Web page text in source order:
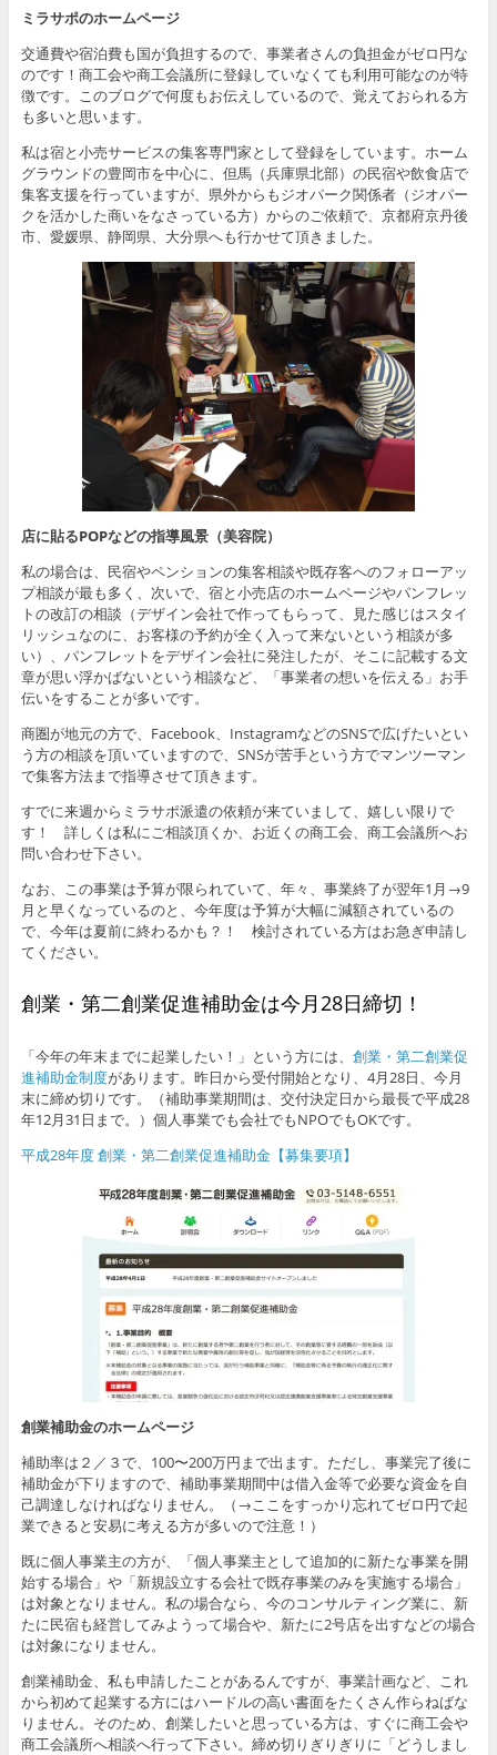
ミラサポのホームページ
交通費や宿泊費も国が負担するので、事業者さんの負担金がゼロ円な
のです！商工会や商工会議所に登録していなくても利用可能なのが特
徴です。このブログで何度もお伝えしているので、覚えておられる方
も多いと思います。
私は宿と小売サービスの集客専門家として登録をしています。ホーム
グラウンドの豊岡市を中心に、但馬（兵庫県北部）の民宿や飲食店で
集客支援を行っていますが、県外からもジオパーク関係者（ジオパー
クを活かした商いをなさっている方）からのご依頼で、京都府京丹後
市、愛媛県、静岡県、大分県へも行かせて頂きました。
店に貼るPOPなどの指導風景（美容院）
私の場合は、民宿やペンションの集客相談や既存客へのフォローアッ
プ相談が最も多く、次いで、宿と小売店のホームページやパンフレッ
トの改訂の相談（デザイン会社で作ってもらって、見た感じはスタイ
リッシュなのに、お客様の予約が全く入って来ないという相談が多
い）、パンフレットをデザイン会社に発注したが、そこに記載する文
章が思い浮かばないという相談など、「事業者の想いを伝える」お手
伝いをすることが多いです。
商圏が地元の方で、Facebook、InstagramなどのSNSで広げたいとい
う方の相談を頂いていますので、SNSが苦手という方でマンツーマン
で集客方法まで指導させて頂きます。
すでに来週からミラサポ派遣の依頼が来ていまして、嬉しい限りで
す！ 詳しくは私にご相談頂くか、お近くの商工会、商工会議所へお
問い合わせ下さい。
なお、この事業は予算が限られていて、年々、事業終了が翌年1月→9
月と早くなっているのと、今年度は予算が大幅に減額されているの
で、今年は夏前に終わるかも？！ 検討されている方はお急ぎ申請し
てください。
創業・第二創業促進補助金は今月28日締切！
「今年の年末までに起業したい！」という方には、 創業・第二創業促
進補助金制度があります。昨日から受付開始となり、4月28日、今月
末に締め切りです。（補助事業期間は、交付決定日から最長で平成28
年12月31日まで。）個人事業でも会社でもNPOでもOKです。
平成28年度 創業・第二創業促進補助金【募集要項】
創業補助金のホームページ
補助率は２／３で、100〜200万円まで出ます。ただし、事業完了後に
補助金が下りますので、補助事業期間中は借入金等で必要な資金を自
己調達しなければなりません。（→ここをすっかり忘れてゼロ円で起
業できると安易に考える方が多いので注意！）
既に個人事業主の方が、「個人事業主として追加的に新たな事業を開
始する場合」や「新規設立する会社で既存事業のみを実施する場合」
は対象となりません。私の場合なら、今のコンサルティング業に、新
たに民宿も経営してみようって場合や、新たに2号店を出すなどの場合
は対象になりません。
創業補助金、私も申請したことがあるんですが、事業計画など、これ
から初めて起業する方にはハードルの高い書面をたくさん作らねばな
りません。そのため、創業したいと思っている方は、すぐに商工会や
商工会議所へ相談へ行って下さい。締め切りぎりぎりに「どうしまし